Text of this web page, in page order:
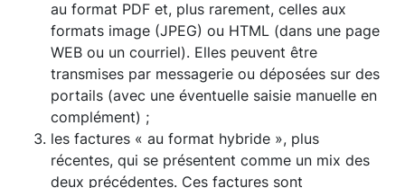
au format PDF et, plus rarement, celles aux
formats image (JPEG) ou HTML (dans une page
WEB ou un courriel). Elles peuvent être
transmises par messagerie ou déposées sur des
portails (avec une éventuelle saisie manuelle en
complément) ;
les factures « au format hybride », plus
récentes, qui se présentent comme un mix des
deux précédentes. Ces factures sont